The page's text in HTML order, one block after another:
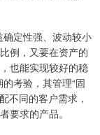
确定性强、波动较小
例，又要在资产的
也能实现较好的稳
考验，其管理“固
不同的客户需求，
要求的产品。